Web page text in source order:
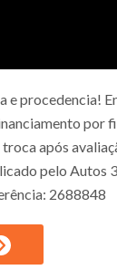
e procedencia!
por
após
pelo Autos
2688848